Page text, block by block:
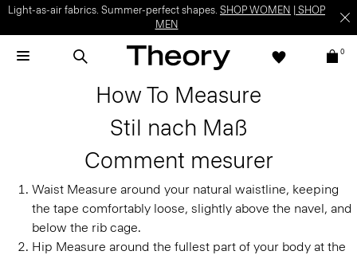
Light-as-air fabrics. Summer-perfect shapes. SHOP WOMEN
SHOP
MEN
0
How To Measure
Stil nach Maß
Comment mesurer
Waist Measure around your natural waistline, keeping
the tape comfortably loose, slightly above the navel, and
below the rib cage.
Hip Measure around the fullest part of your body at the